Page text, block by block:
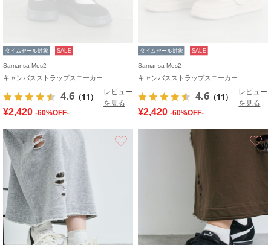
タイムセール対象 SALE
Samansa Mos2
キャンバスストラップスニーカー
4.6 （11）
レビュー
を見る
¥2,420 -60%OFF-
タイムセール対象 SALE
Samansa Mos2
キャンバスストラップスニーカー
4.6 （11）
レビュー
を見る
¥2,420 -60%OFF-